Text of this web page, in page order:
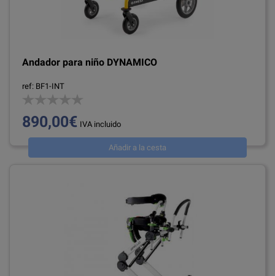
Andador para niño DYNAMICO
ref: BF1-INT
890,00€ IVA incluido
Añadir a la cesta